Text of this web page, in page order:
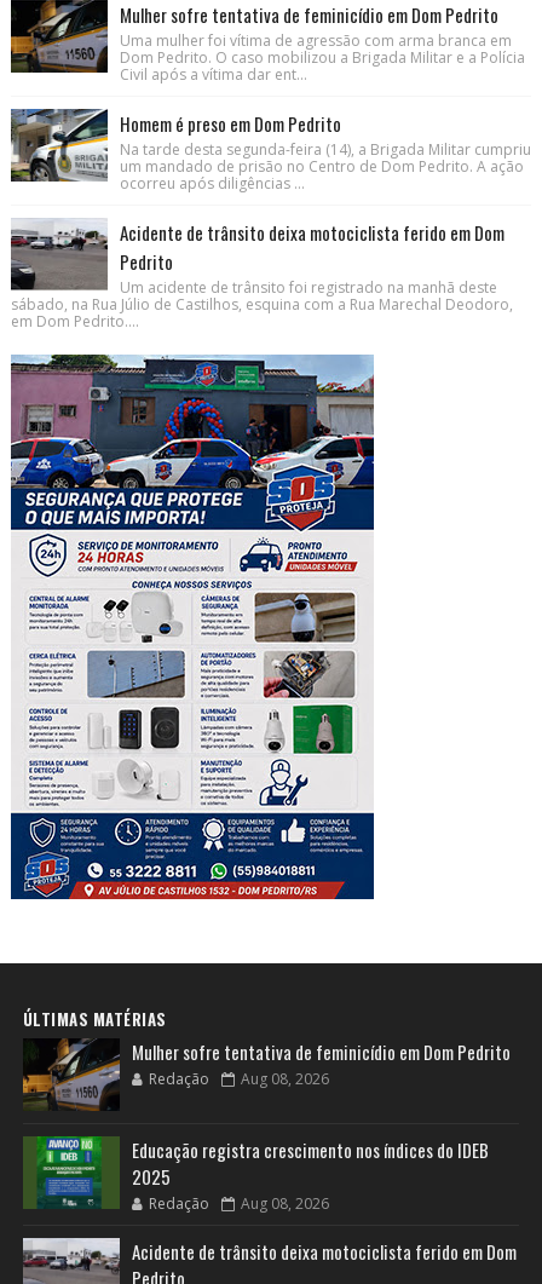
Mulher sofre tentativa de feminicídio em Dom Pedrito
Uma mulher foi vítima de agressão com arma branca em
Dom Pedrito. O caso mobilizou a Brigada Militar e a Polícia
Civil após a vítima dar ent...
Homem é preso em Dom Pedrito
Na tarde desta segunda-feira (14), a Brigada Militar cumpriu
um mandado de prisão no Centro de Dom Pedrito. A ação
ocorreu após diligências ...
Acidente de trânsito deixa motociclista ferido em Dom
Pedrito
Um acidente de trânsito foi registrado na manhã deste
sábado, na Rua Júlio de Castilhos, esquina com a Rua Marechal Deodoro,
em Dom Pedrito....
ÚLTIMAS MATÉRIAS
Mulher sofre tentativa de feminicídio em Dom Pedrito
Redação Aug 08, 2026
Educação registra crescimento nos índices do IDEB
2025
Redação Aug 08, 2026
Acidente de trânsito deixa motociclista ferido em Dom
Pedrito